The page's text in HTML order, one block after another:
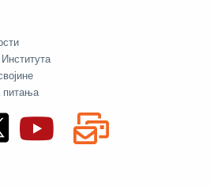
питања